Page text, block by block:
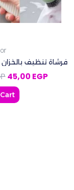
فرشاة تنظيف
45,00 EGP